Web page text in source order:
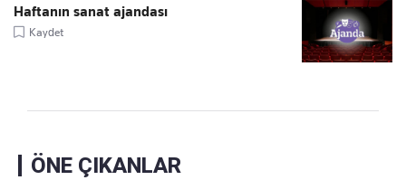
Haftanın sanat ajandası
Kaydet
ÖNE ÇIKANLAR